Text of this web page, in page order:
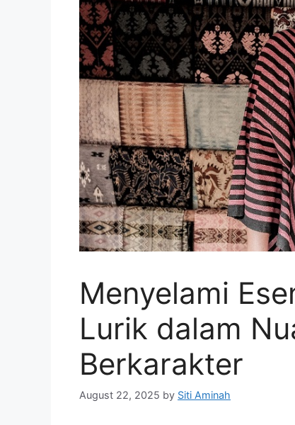
Menyelami
Lurik dalam
Berkarakter
August 22, 2025 by Siti Aminah